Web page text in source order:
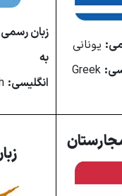
یونانی
زبان
به
انگلیسی: